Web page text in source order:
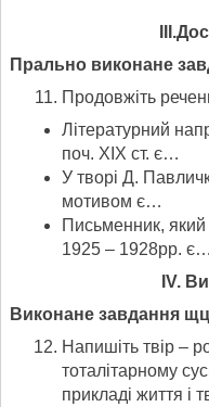
Прально виконане
Продовжіть
Літературний
поч. ХІХ ст. є…
У творі Д.
мотивом є…
Письменник, який
1925 – 1928рр. є…
V.
Виконане завдання
Напишіть твір –
тоталітарному
прикладі життя і